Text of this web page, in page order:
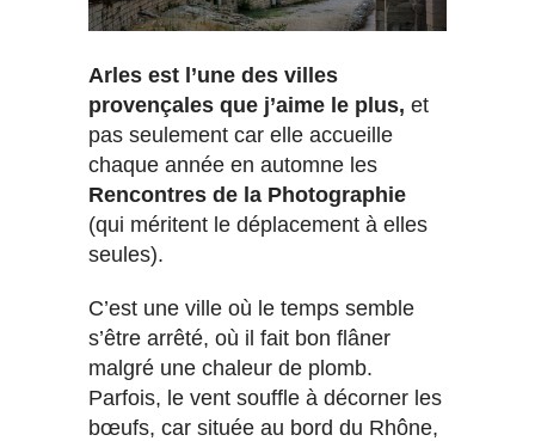
Arles est l’une des villes
provençales que j’aime le plus, et
pas seulement car elle accueille
chaque année en automne les
Rencontres de la Photographie
(qui méritent le déplacement à elles
seules).
C’est une ville où le temps semble
s’être arrêté, où il fait bon flâner
malgré une chaleur de plomb.
Parfois, le vent souffle à décorner les
bœufs, car située au bord du Rhône,